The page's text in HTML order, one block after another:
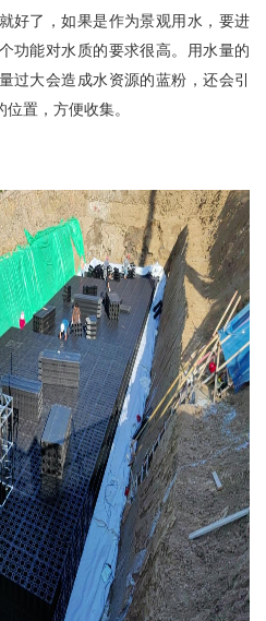
好了，如果是作为景观用水，要进
功能对水质的要求很高。用水量的
过大会造成水资源的蓝粉，还会引
置，方便收集。